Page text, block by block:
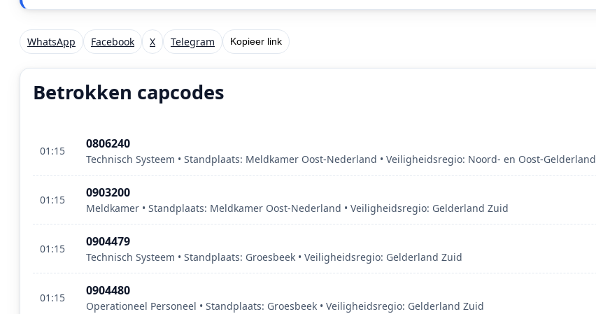
WhatsApp Facebook X Telegram Kopieer link
Betrokken capcodes
01:15 0806240
Technisch Systeem • Standplaats: Meldkamer Oost‑Nederland • Veiligheidsregio: Noord- en Oost-Gelderland
01:15 0903200
Meldkamer • Standplaats: Meldkamer Oost‑Nederland • Veiligheidsregio: Gelderland Zuid
01:15 0904479
Technisch Systeem • Standplaats: Groesbeek • Veiligheidsregio: Gelderland Zuid
01:15 0904480
Operationeel Personeel • Standplaats: Groesbeek • Veiligheidsregio: Gelderland Zuid